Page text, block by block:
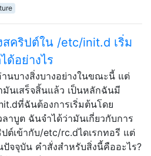
สคริปต์ใน /etc/init.d เริ่ม
ด้อย่างไร
นบางสิ่งบางอย่างในขณะนี้ แต่
มันเสร็จสิ้นแล้ว เป็นหลักฉันมี
ที่ฉันต้องการเริ่มต้นโดย
าบูต ฉันจำได้ว่ามันเกี่ยวกับการ
ต์เข้ากับ/etc/rc.dไดเรกทอรี แต่
ปัจจุบัน คำสั่งสำหรับสิ่งนี้คืออะไร?